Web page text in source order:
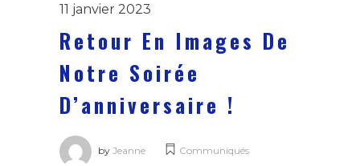
11 janvier 2023
Retour En Images De
Notre Soirée
D’anniversaire !
by Jeanne Communiqués